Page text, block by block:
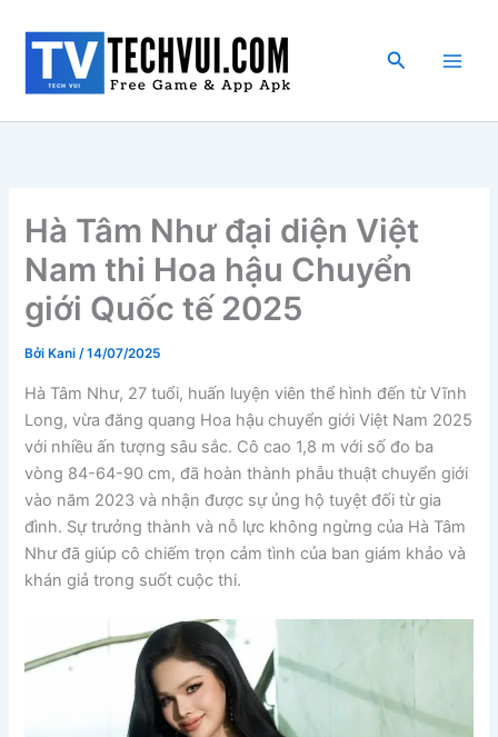
dung
Tìm
Hà Tâm Như đại diện Việt
Nam thi Hoa hậu Chuyển
giới Quốc tế 2025
Bởi Kani/14/07/2025
Hà Tâm Như, 27 tuổi, huấn luyện viên thể hình đến từ Vĩnh
Long, vừa đăng quang Hoa hậu chuyển giới Việt Nam 2025
với nhiều ấn tượng sâu sắc. Cô cao 1,8 m với số đo ba
vòng 84-64-90 cm, đã hoàn thành phẫu thuật chuyển giới
vào năm 2023 và nhận được sự ủng hộ tuyệt đối từ gia
đình. Sự trưởng thành và nỗ lực không ngừng của Hà Tâm
Như đã giúp cô chiếm trọn cảm tình của ban giám khảo và
khán giả trong suốt cuộc thi.